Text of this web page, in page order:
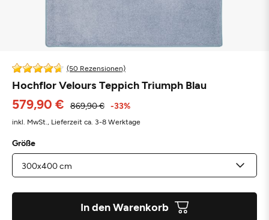
(50 Rezensionen)
Hochflor Velours Teppich Triumph Blau
579,90 € 869,90 € -33%
inkl. MwSt., Lieferzeit ca. 3-8 Werktage
Größe
In den Warenkorb